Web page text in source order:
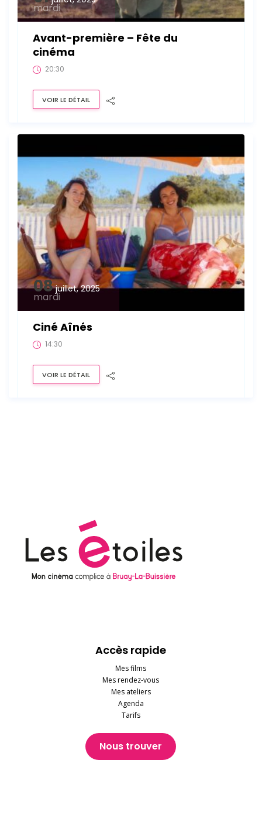
mardi
Avant-première – Fête du
cinéma
20:30
VOIR LE DÉTAIL
08 juillet, 2025
mardi
Ciné Aînés
14:30
VOIR LE DÉTAIL
Accès rapide
Mes films
Mes rendez-vous
Mes ateliers
Agenda
Tarifs
Nous trouver